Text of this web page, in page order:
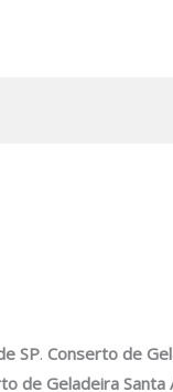
SP.Conserto de
de Geladeira Santa